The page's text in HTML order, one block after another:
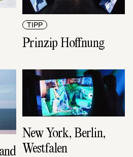
TIPP
Prinzip Hoffnung
New York, Berlin,
Westfalen